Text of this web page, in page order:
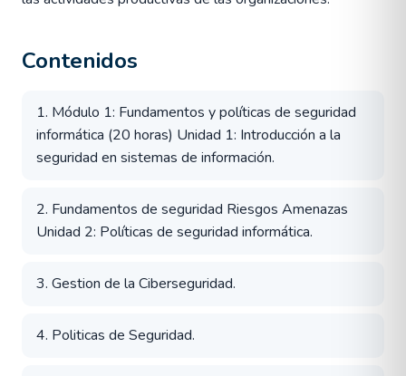
Contenidos
1. Módulo 1: Fundamentos y políticas de seguridad
informática (20 horas) Unidad 1: Introducción a la
seguridad en sistemas de información.
2. Fundamentos de seguridad Riesgos Amenazas
Unidad 2: Políticas de seguridad informática.
3. Gestion de la Ciberseguridad.
4. Politicas de Seguridad.